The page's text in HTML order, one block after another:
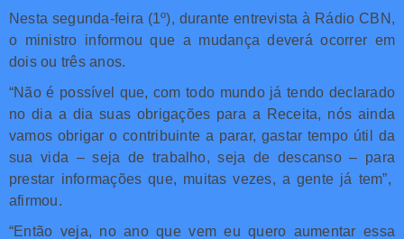
Nesta segunda-feira (1º), durante entrevista à Rádio CBN,
o ministro informou que a mudança deverá ocorrer em
dois ou três anos.
“Não é possível que, com todo mundo já tendo declarado
no dia a dia suas obrigações para a Receita, nós ainda
vamos obrigar o contribuinte a parar, gastar tempo útil da
sua vida – seja de trabalho, seja de descanso – para
prestar informações que, muitas vezes, a gente já tem”,
afirmou.
“Então veja, no ano que vem eu quero aumentar essa